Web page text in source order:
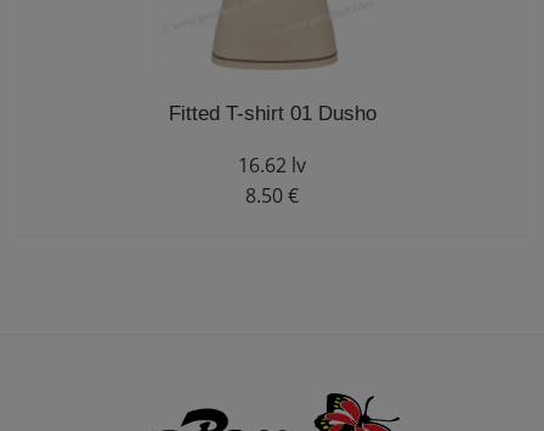
Fitted T-shirt 01 Dusho
16.62 lv
8.50 €